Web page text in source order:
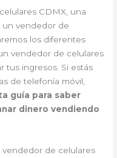
CDMX, una
un vendedor de
los diferentes
vendedor de celulares
tus ingresos. Si estás
de telefonía móvil,
guía para saber
dinero vendiendo
vendedor de celulares